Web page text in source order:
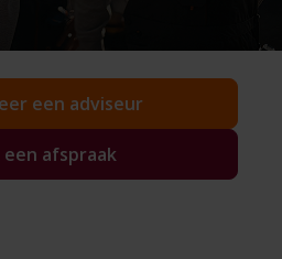
een adviseur
een afspraak